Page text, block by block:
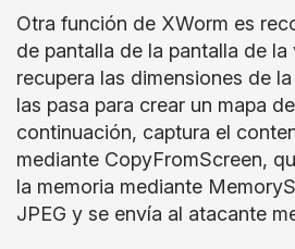
Otra función de XWorm es
de pantalla de la pantalla de la
recupera las dimensiones de
las pasa para crear un mapa
continuación, captura el
mediante CopyFromScreen,
la memoria mediante
JPEG y se envía al atacante